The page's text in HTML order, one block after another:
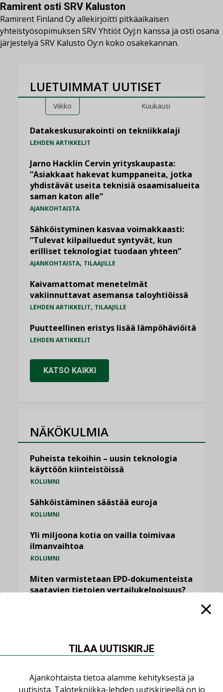
Ramirent osti SRV Kaluston
Ramirent Finland Oy allekirjoitti pitkäaikaisen
yhteistyösopimuksen SRV Yhtiöt Oyj:n kanssa ja osti osana
järjestelyä SRV Kalusto Oy:n koko osakekannan.
LUETUIMMAT UUTISET
Viikko Kuukausi
Datakeskusurakointi on tekniikkalaji
LEHDEN ARTIKKELIT
Jarno Hacklin Cervin yrityskaupasta:
”Asiakkaat hakevat kumppaneita, jotka
yhdistävät useita teknisiä osaamisalueita
saman katon alle”
AJANKOHTAISTA
Sähköistyminen kasvaa voimakkaasti:
”Tulevat kilpailuedut syntyvät, kun
erilliset teknologiat tuodaan yhteen”
AJANKOHTAISTA, TILAAJILLE
Kaivamattomat menetelmät
vakiinnuttavat asemansa taloyhtiöissä
LEHDEN ARTIKKELIT, TILAAJILLE
Puutteellinen eristys lisää lämpöhäviöitä
LEHDEN ARTIKKELIT
KATSO KAIKKI
NÄKÖKULMIA
Puheista tekoihin – uusin teknologia
käyttöön kiinteistöissä
KOLUMNI
Sähköistäminen säästää euroja
KOLUMNI
Yli miljoona kotia on vailla toimivaa
ilmanvaihtoa
KOLUMNI
Miten varmistetaan EPD-dokumenteista
saatavien tietojen vertailukelpoisuus?
KATSO KAIKKI
TILAA UUTISKIRJE
Ajankohtaista tietoa alamme kehityksestä ja
uutisista. Talotekniikka-lehden uutiskirjeellä on jo